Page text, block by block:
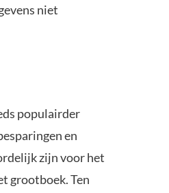
niet
populairder
en
zijn voor het
grootboek. Ten